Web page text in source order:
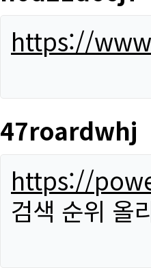
https://
47roardwhj
https://
검색 순위 올